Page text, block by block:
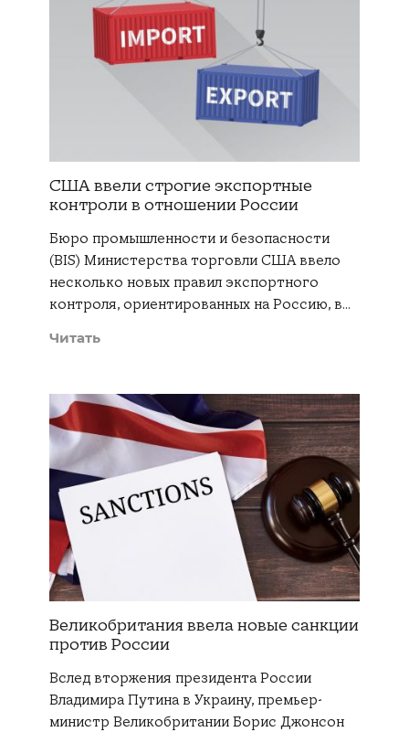
США ввели строгие экспортные
контроли в отношении России
Бюро промышленности и безопасности
(BIS) Министерства торговли США ввело
несколько новых правил экспортного
контроля, ориентированных на Россию, в…
Читать
Великобритания ввела новые санкции
против России
Вслед вторжения президента России
Владимира Путина в Украину, премьер-
министр Великобритании Борис Джонсон